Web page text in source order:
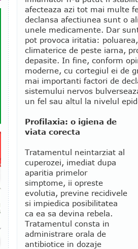
afecteaza azi tot mai multe
declansa afectiunea sunt o
unele medicamente. Dar
pot provoca iritatia:
climaterice de peste iarna,
depasite. In fine, conform
moderne, cu cortegiul ei de
mai importanti factori de
sistemului nervos
un fel sau altul la nivelul
Profilaxia: o igiena de
viata corecta
Tratamentul neintarziat al
cuperozei, imediat dupa
aparitia primelor
simptome, ii opreste
evolutia, previne recidivele
si impiedica posibilitatea
ca ea sa devina rebela.
Tratamentul consta in
administrare orala de
antibiotice in dozaje